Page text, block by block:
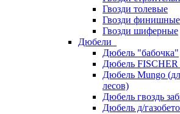
Гвозди толевые
Гвозди финишные
Гвозди шиферные
Дюбели
Дюбель "бабочка"
Дюбель
Дюбель Mungo
лесов)
Дюбель гвоздь
Дюбель д/